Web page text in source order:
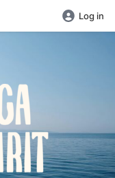
Log in